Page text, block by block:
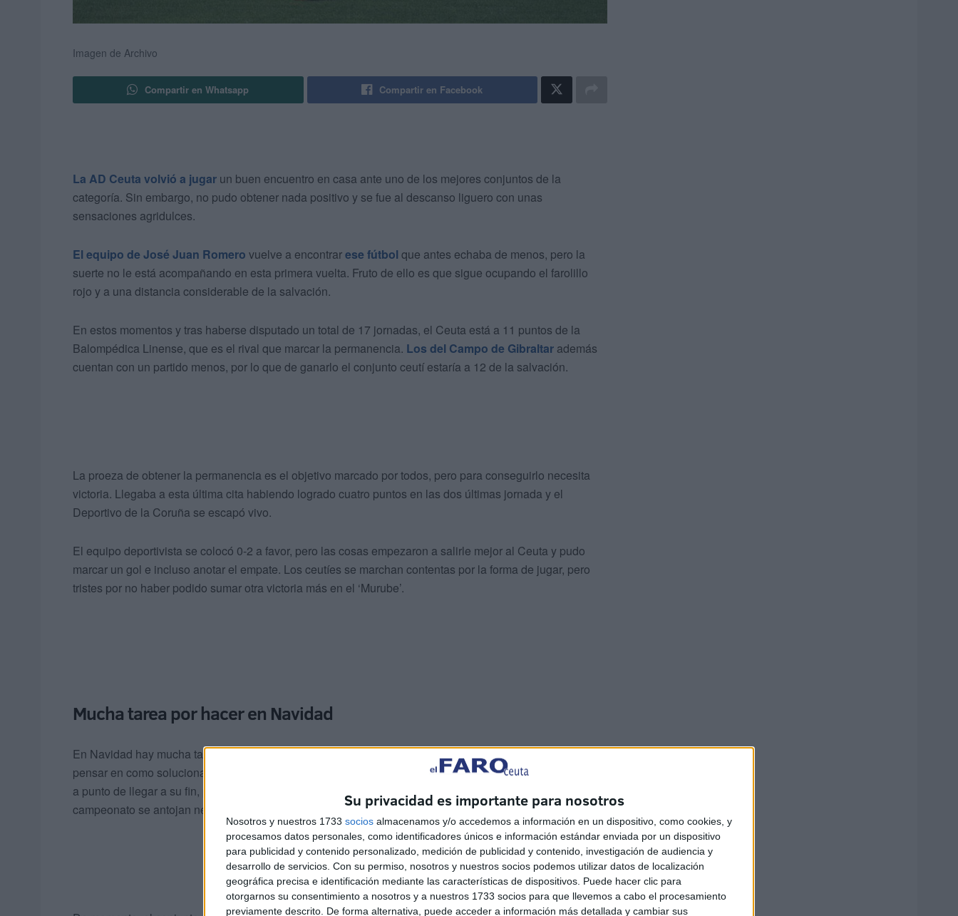
Su privacidad es importante para nosotros
Nosotros y nuestros 1733 socios almacenamos y/o accedemos a información en un dispositivo, como cookies, y
procesamos datos personales, como identificadores únicos e información estándar enviada por un dispositivo
para publicidad y contenido personalizado, medición de publicidad y contenido, investigación de audiencia y
desarrollo de servicios. Con su permiso, nosotros y nuestros socios podemos utilizar datos de localización
geográfica precisa e identificación mediante las características de dispositivos. Puede hacer clic para
otorgarnos su consentimiento a nosotros y a nuestros 1733 socios para que llevemos a cabo el procesamiento
previamente descrito. De forma alternativa, puede acceder a información más detallada y cambiar sus
Imagen de Archivo
Compartir en Whatsapp Compartir en Facebook
La AD Ceuta volvió a jugar un buen encuentro en casa ante uno de los mejores conjuntos de la
categoría. Sin embargo, no pudo obtener nada positivo y se fue al descanso liguero con unas
sensaciones agridulces.
El equipo de José Juan Romero vuelve a encontrarese fútbol que antes echaba de menos, pero la
suerte no le está acompañando en esta primera vuelta. Fruto de ello es que sigue ocupando el farolillo
rojo y a una distancia considerable de la salvación.
En estos momentos y tras haberse disputado un total de 17 jornadas, el Ceuta está a 11 puntos de la
Balompédica Linense, que es el rival que marcar la permanencia. Los del Campo de Gibraltar además
cuentan con un partido menos, por lo que de ganarlo el conjunto ceutí estaría a 12 de la salvación.
La proeza de obtener la permanencia es el objetivo marcado por todos, pero para conseguirlo necesita
victoria. Llegaba a esta última cita habiendo logrado cuatro puntos en las dos últimas jornada y el
Deportivo de la Coruña se escapó vivo.
El equipo deportivista se colocó 0-2 a favor, pero las cosas empezaron a salirle mejor al Ceuta y pudo
marcar un gol e incluso anotar el empate. Los ceutíes se marchan contentas por la forma de jugar, pero
tristes por no haber podido sumar otra victoria más en el ‘Murube’.
Mucha tarea por hacer en Navidad
En Navidad hay mucha tarea que hacer y aunque el equipo aún no está de vacaciones, debe empezar a
pensar en como solucionar los problemas. Está a once puntos de la permanencia y la primera vuelta está
a punto de llegar a su fin, por lo que ganar esos dos últimos compromisos de la primera parte del
campeonato se antojan necesarios.